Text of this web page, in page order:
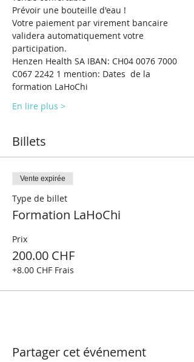
Prévoir une bouteille d'eau !
Votre paiement par virement bancaire
validera automatiquement votre
participation.
Henzen Health SA IBAN: CH04 0076 7000
C067 2242 1 mention: Dates  de la
formation LaHoChi
En lire plus >
Billets
Vente expirée
Type de billet
Formation LaHoChi
Prix
200.00 CHF
+8.00 CHF Frais
Partager cet événement